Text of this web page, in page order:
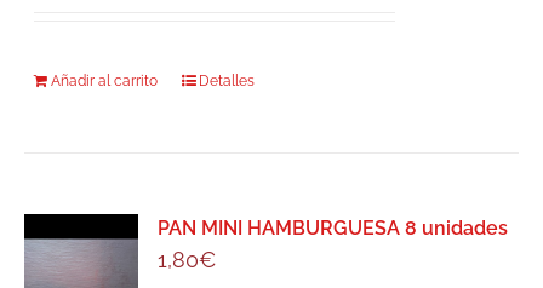
Añadir al carrito Detalles
PAN MINI HAMBURGUESA 8 unidades
1,80€